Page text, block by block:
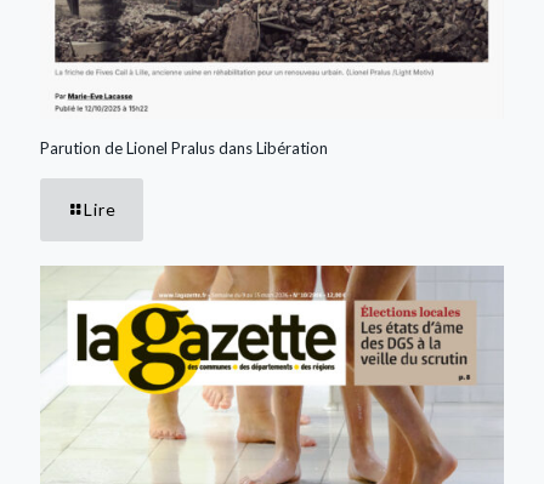
Parution de Lionel Pralus dans Libération
Lire